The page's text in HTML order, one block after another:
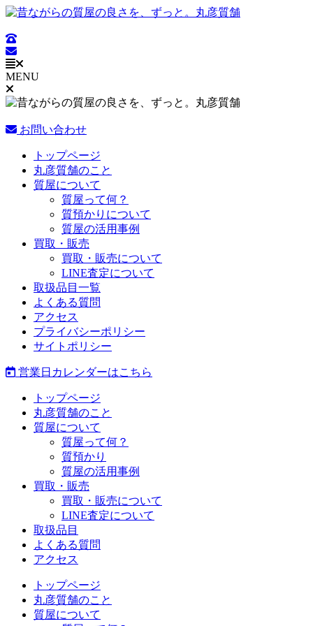
コ
テ
ン
ツ
に
ス
ッ
MENU
お問い合わせ
Main
Menu
トップページ
丸彦質舗のこと
質屋について
質屋って何？
質預かりについて
質屋の活用事例
買取・販売
買取・販売について
LINE査定について
取扱品目一覧
よくある質問
アクセス
プライバシーポリシー
サイトポリシー
営業日カレンダーはこちら
トップページ
丸彦質舗のこと
質屋について
質屋って何？
質預かり
質屋の活用事例
買取・販売
買取・販売について
LINE査定について
取扱品目
よくある質問
アクセス
トップページ
丸彦質舗のこと
質屋について